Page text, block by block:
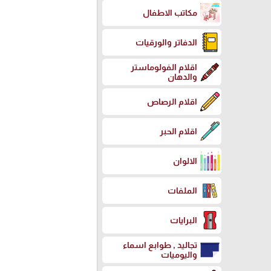
مكاتب الاطفال
الدفاتر والورقيات
اقلام الفولوماستر
والدهان
اقلام الرصاص
اقلام الحبر
الالوان
الملفات
البرايات
تجاليد , طوابع اسماء
واليوميات